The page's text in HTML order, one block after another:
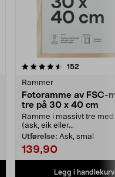
152
Rammer
Fotoramme av FSC-
tre på 30 x 40 cm
Ramme i massivt tre
(ask, eik eller...
Utførelse: Ask, smal
139,90
Legg i handlekurv
4.5av 5 stjerner